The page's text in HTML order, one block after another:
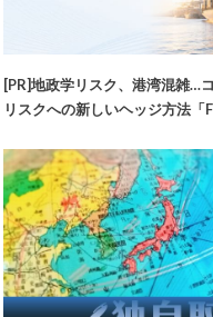
[PR]地政学リスク、港湾混雑…
リスクへの新しいヘッジ方法「